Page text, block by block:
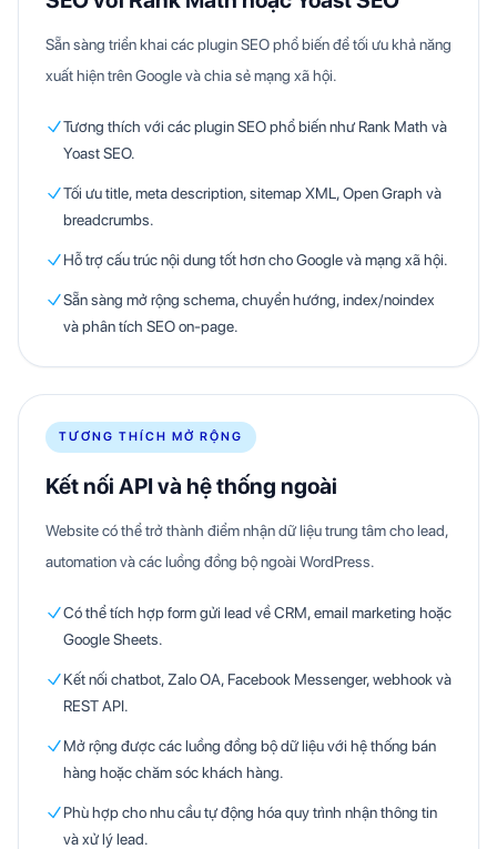
Sẵn sàng triển khai các plugin SEO phổ biến để tối ưu khả năng
xuất hiện trên Google và chia sẻ mạng xã hội.
Tương thích với các plugin SEO phổ biến như Rank Math và
Yoast SEO.
Tối ưu title, meta description, sitemap XML, Open Graph và
breadcrumbs.
Hỗ trợ cấu trúc nội dung tốt hơn cho Google và mạng xã hội.
Sẵn sàng mở rộng schema, chuyển hướng, index/noindex
và phân tích SEO on-page.
TƯƠNG THÍCH MỞ RỘNG
Kết nối API và hệ thống ngoài
Website có thể trở thành điểm nhận dữ liệu trung tâm cho lead,
automation và các luồng đồng bộ ngoài WordPress.
Có thể tích hợp form gửi lead về CRM, email marketing hoặc
Google Sheets.
Kết nối chatbot, Zalo OA, Facebook Messenger, webhook và
REST API.
Mở rộng được các luồng đồng bộ dữ liệu với hệ thống bán
hàng hoặc chăm sóc khách hàng.
Phù hợp cho nhu cầu tự động hóa quy trình nhận thông tin
và xử lý lead.